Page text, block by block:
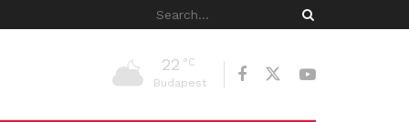
22 °C
Budapest